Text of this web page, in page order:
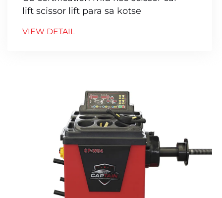
lift scissor lift para sa kotse
VIEW DETAIL